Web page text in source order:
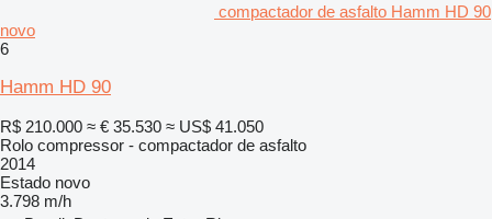
compactador de asfalto Hamm HD 90
novo
6
Hamm HD 90
R$ 210.000 ≈ € 35.530 ≈ US$ 41.050
Rolo compressor - compactador de asfalto
2014
Estado novo
3.798 m/h